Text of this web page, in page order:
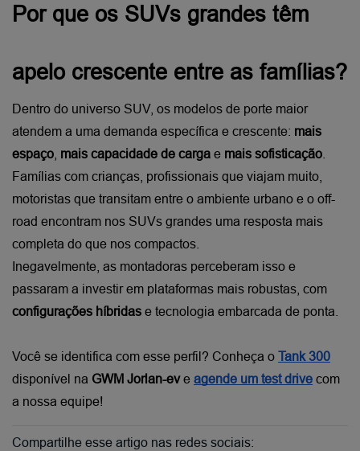
Por que os SUVs grandes têm
apelo crescente entre as famílias?
Dentro do universo SUV, os modelos de porte maior
atendem a uma demanda específica e crescente: mais
espaço mais capacidade de carga e mais sofisticação
Famílias com crianças, profissionais que viajam muito,
motoristas que transitam entre o ambiente urbano e o off-
road encontram nos SUVs grandes uma resposta mais
completa do que nos compactos.
Inegavelmente, as montadoras perceberam isso e
configurações híbridas e tecnologia embarcada de ponta.
Você se identifica com esse perfil? Conheça o Tank 300
disponível na GWM Jorlan-ev e agende um test drive com
a nossa equipe!
Compartilhe esse artigo nas redes sociais: